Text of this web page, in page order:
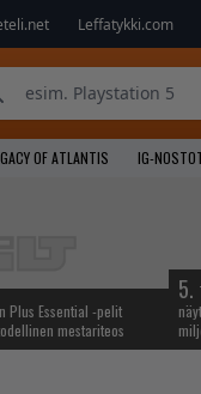
Leffatykki.com
OF ATLANTIS IG-
Plus Essential -pelit
mestariteos
5.